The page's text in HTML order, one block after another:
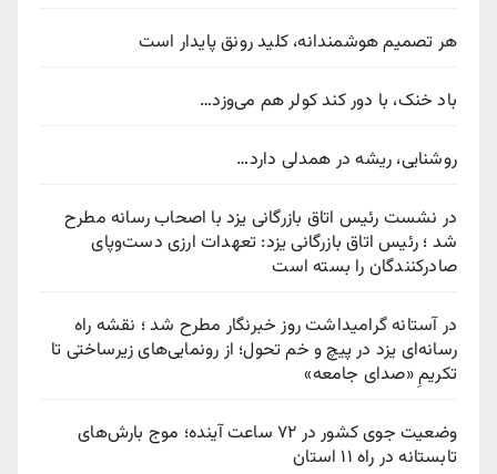
هر تصمیم هوشمندانه، کلید رونق پایدار است
باد خنک، با دور کند کولر هم می‌وزد…
روشنایی، ریشه در همدلی دارد…
در نشست رئیس اتاق بازرگانی یزد با اصحاب رسانه مطرح
شد ؛ رئیس اتاق بازرگانی یزد: تعهدات ارزی دست‌وپای
صادرکنندگان را بسته است
در آستانه گرامیداشت روز خبرنگار مطرح شد ؛ نقشه راه
رسانه‌ای یزد در پیچ‌ و خم تحول؛ از رونمایی‌های زیرساختی تا
تکریمِ «صدای جامعه»
وضعیت جوی کشور در ۷۲ ساعت آینده؛ موج بارش‌های
تابستانه در راه ۱۱ استان